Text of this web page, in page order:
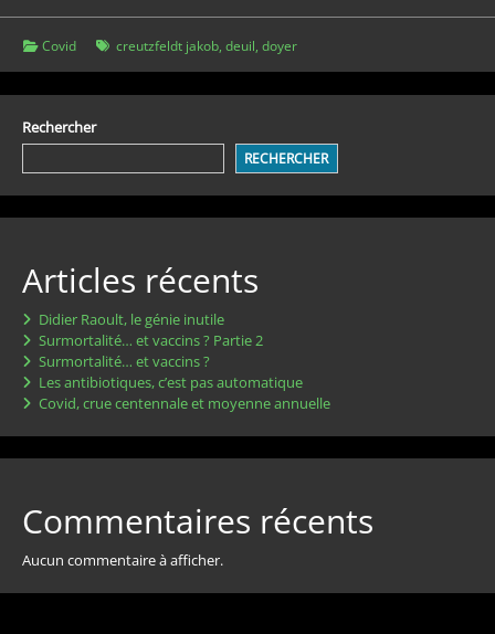
:
En
plein
processus
Covid creutzfeldt jakob, deuil, doyer
Rechercher
RECHERCHER
Articles récents
Didier Raoult, le génie inutile
Surmortalité… et vaccins ? Partie 2
Surmortalité… et vaccins ?
Les antibiotiques, c’est pas automatique
Covid, crue centennale et moyenne annuelle
Commentaires récents
Aucun commentaire à afficher.